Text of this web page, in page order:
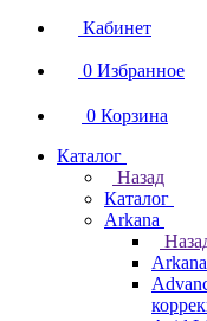
Кабинет
0 Избранное
0 Корзина
Каталог
Назад
Каталог
Arkana
Arkana